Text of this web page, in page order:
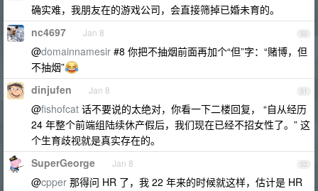
确实难，我朋友在的游戏公司，会直接筛掉已婚未育的。
50
nc4697 Jan 8
@domainnamesir #8 你把不抽烟前面再加个“但”字：“赌博，但
不抽烟”
51
dinjufen Jan 8
@fishofcat 话不要说的太绝对，你看一下二楼回复， “自从经历
24 年整个前端组陆续休产假后，我们现在已经不招女性了。” 这
个生育歧视就是真实存在的。
52
SuperGeorge Jan 8
@cpper 那得问 HR 了，我 22 年来的时候就这样，估计是 HR